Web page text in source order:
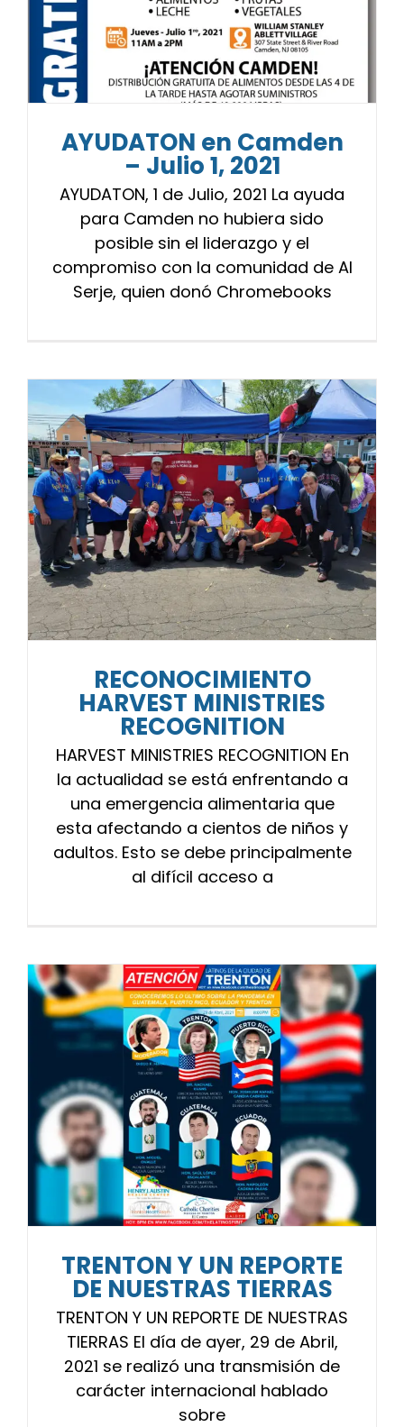
AYUDATON en Camden
– Julio 1, 2021
AYUDATON, 1 de Julio, 2021 La ayuda
para Camden no hubiera sido
posible sin el liderazgo y el
compromiso con la comunidad de Al
Serje, quien donó Chromebooks
RECONOCIMIENTO
HARVEST MINISTRIES
RECOGNITION
HARVEST MINISTRIES RECOGNITION En
la actualidad se está enfrentando a
una emergencia alimentaria que
esta afectando a cientos de niños y
adultos. Esto se debe principalmente
al difícil acceso a
TRENTON Y UN REPORTE
DE NUESTRAS TIERRAS
TRENTON Y UN REPORTE DE NUESTRAS
TIERRAS El día de ayer, 29 de Abril,
2021 se realizó una transmisión de
carácter internacional hablado
sobre